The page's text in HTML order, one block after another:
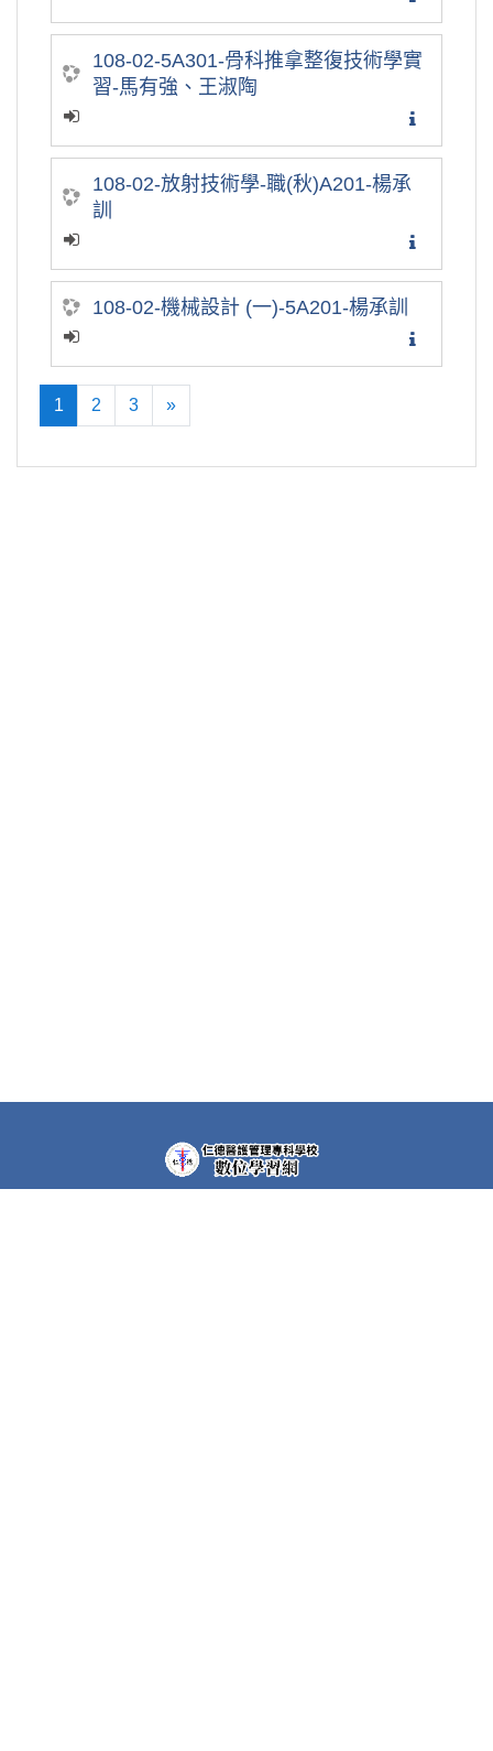
108-02-5A301-骨科推拿整復技術學實
習-馬有強、王淑陶
108-02-放射技術學-職(秋)A201-楊承
訓
108-02-機械設計 (一)-5A201-楊承訓
1
(current)
2 3
»
往後